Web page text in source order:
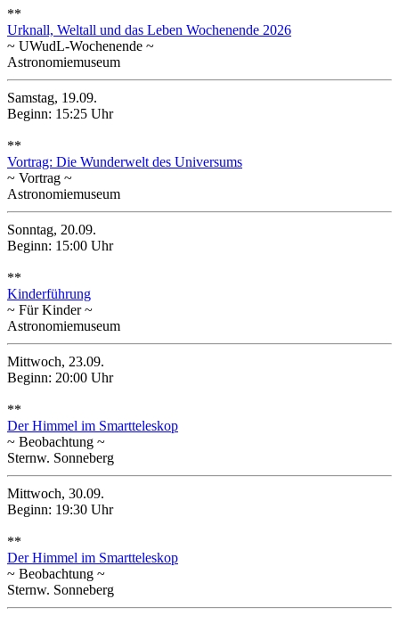
**
Urknall, Weltall und das Leben Wochenende 2026
~ UWudL-Wochenende ~
Astronomiemuseum
Samstag, 19.09.
Beginn: 15:25 Uhr
**
Vortrag: Die Wunderwelt des Universums
~ Vortrag ~
Astronomiemuseum
Sonntag, 20.09.
Beginn: 15:00 Uhr
**
Kinderführung
~ Für Kinder ~
Astronomiemuseum
Mittwoch, 23.09.
Beginn: 20:00 Uhr
**
Der Himmel im Smartteleskop
~ Beobachtung ~
Sternw. Sonneberg
Mittwoch, 30.09.
Beginn: 19:30 Uhr
**
Der Himmel im Smartteleskop
~ Beobachtung ~
Sternw. Sonneberg